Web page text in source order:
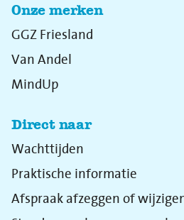
Onze merken
GGZ Friesland
Van Andel
MindUp
Direct naar
Wachttijden
Praktische informatie
Afspraak afzeggen of